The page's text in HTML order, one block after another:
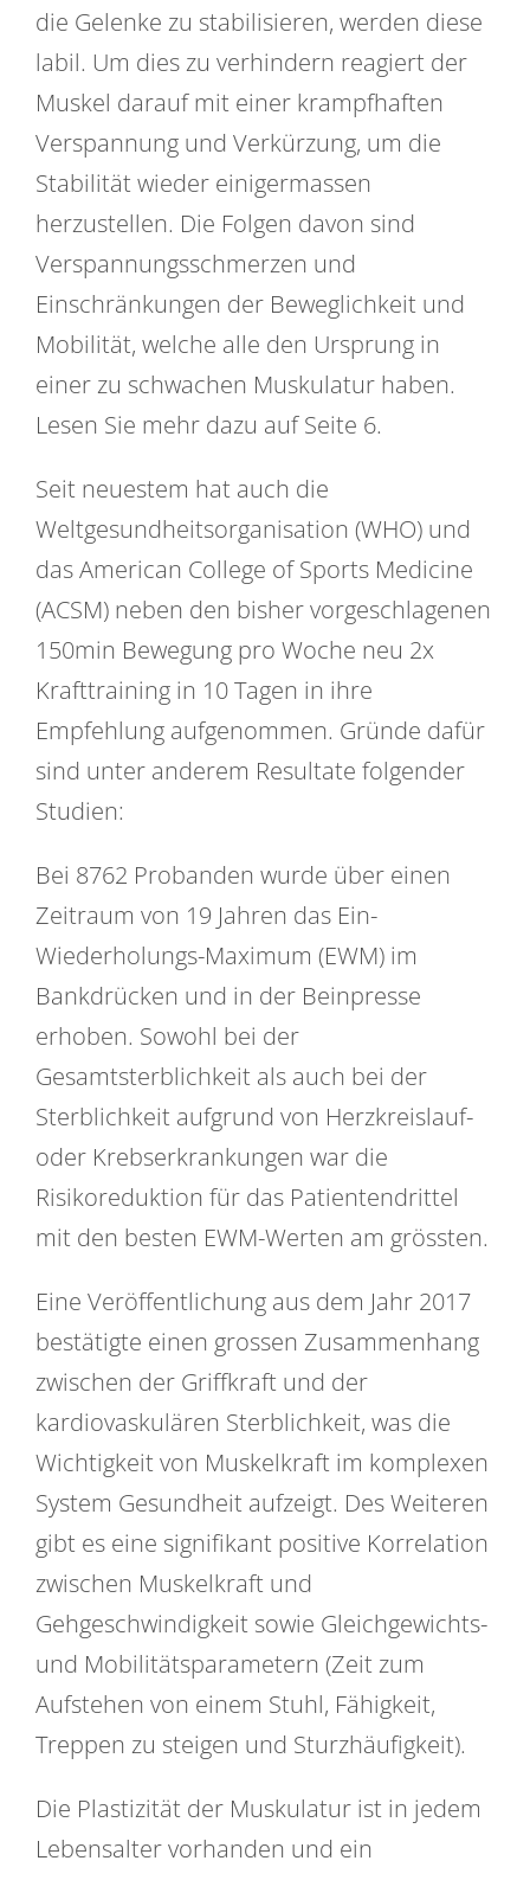
die Gelenke zu stabilisieren, werden diese
labil. Um dies zu verhindern reagiert der
Muskel darauf mit einer krampfhaften
Verspannung und Verkürzung, um die
Stabilität wieder einigermassen
herzustellen. Die Folgen davon sind
Verspannungsschmerzen und
Einschränkungen der Beweglichkeit und
Mobilität, welche alle den Ursprung in
einer zu schwachen Muskulatur haben.
Lesen Sie mehr dazu auf Seite 6.
Seit neuestem hat auch die
Weltgesundheitsorganisation (WHO) und
das American College of Sports Medicine
(ACSM) neben den bisher vorgeschlagenen
150min Bewegung pro Woche neu 2x
Krafttraining in 10 Tagen in ihre
Empfehlung aufgenommen. Gründe dafür
sind unter anderem Resultate folgender
Studien:
Bei 8762 Probanden wurde über einen
Zeitraum von 19 Jahren das Ein-
Wiederholungs-Maximum (EWM) im
Bankdrücken und in der Beinpresse
erhoben. Sowohl bei der
Gesamtsterblichkeit als auch bei der
Sterblichkeit aufgrund von Herzkreislauf-
oder Krebserkrankungen war die
Risikoreduktion für das Patientendrittel
mit den besten EWM-Werten am grössten.
Eine Veröffentlichung aus dem Jahr 2017
bestätigte einen grossen Zusammenhang
zwischen der Griffkraft und der
kardiovaskulären Sterblichkeit, was die
Wichtigkeit von Muskelkraft im komplexen
System Gesundheit aufzeigt. Des Weiteren
gibt es eine signifikant positive Korrelation
zwischen Muskelkraft und
Gehgeschwindigkeit sowie Gleichgewichts-
und Mobilitätsparametern (Zeit zum
Aufstehen von einem Stuhl, Fähigkeit,
Treppen zu steigen und Sturzhäufigkeit).
Die Plastizität der Muskulatur ist in jedem
Lebensalter vorhanden und ein